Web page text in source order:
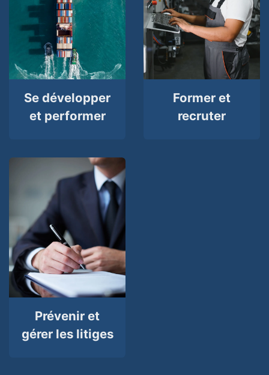
Se développer
et performer
Former et
recruter
Prévenir et
gérer les litiges